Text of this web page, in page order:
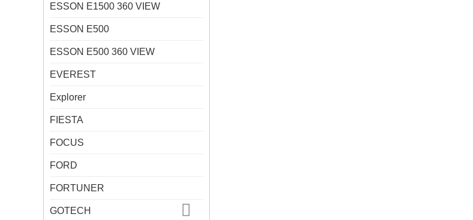
ESSON E1500 360 VIEW
ESSON E500
ESSON E500 360 VIEW
EVEREST
Explorer
FIESTA
FOCUS
FORD
FORTUNER
GOTECH